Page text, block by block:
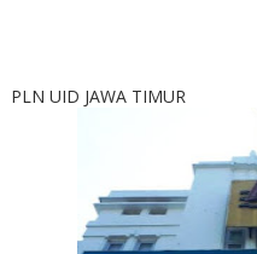
PLN UID JAWA TIMUR